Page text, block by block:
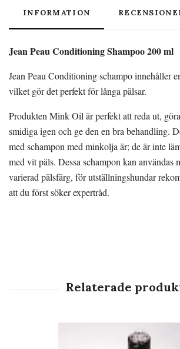
INFORMATION
Jean Peau Conditioning Shampoo 200 ml
Jean Peau Conditioning schampo innehåller
vilket gör det perfekt för långa pälsar.
Produkten Mink Oil är perfekt att reda ut,
smidiga igen och ge den en bra behandling.
med schampon med minkolja är; de är inte
med vit päls. Dessa schampon kan användas
varierad pälsfärg, för utställningshundar
att du först söker expertråd.